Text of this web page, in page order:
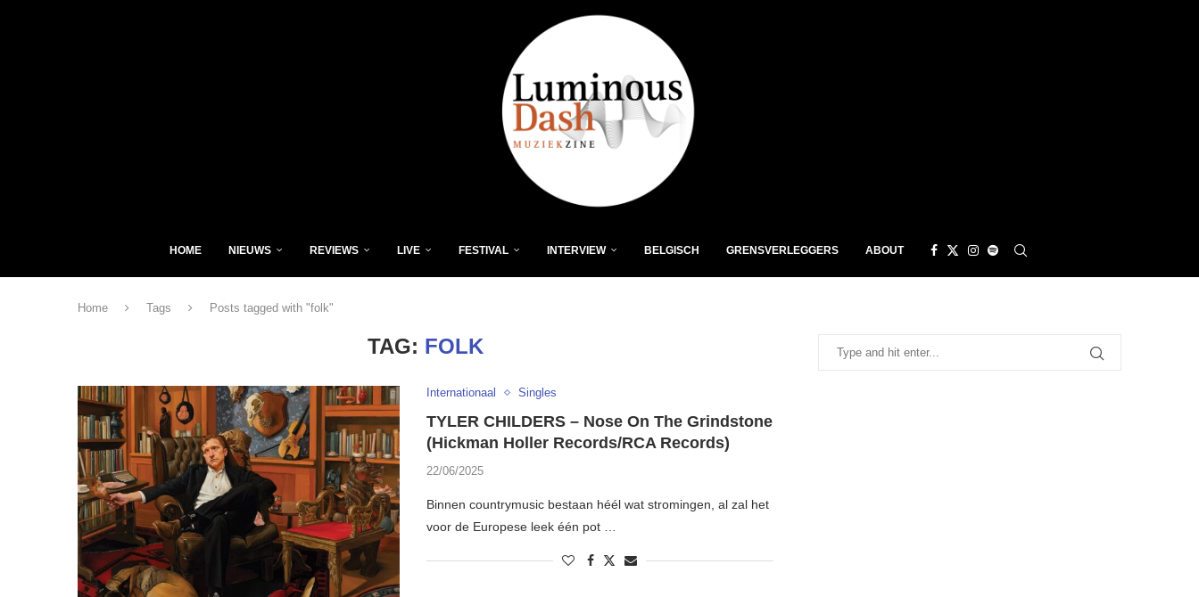
HOME NIEUWS REVIEWS LIVE FESTIVAL INTERVIEW BELGISCH GRENSVERLEGGERS ABOUT
Home Tags Posts tagged with "folk"
TAG: FOLK
Internationaal Singles
TYLER CHILDERS – Nose On The Grindstone
(Hickman Holler Records/RCA Records)
22/06/2025
Binnen countrymusic bestaan héél wat stromingen, al zal het
voor de Europese leek één pot …